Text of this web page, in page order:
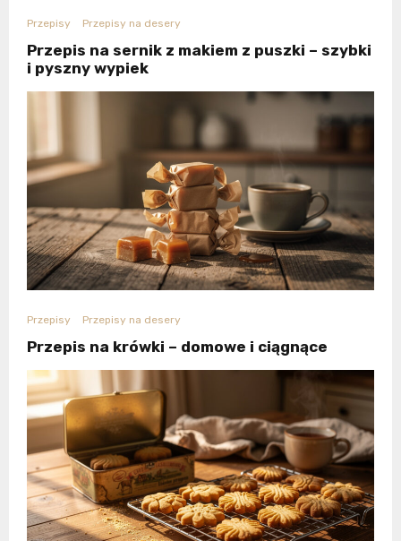
Przepisy Przepisy na desery
Przepis na sernik z makiem z puszki – szybki
i pyszny wypiek
Przepisy Przepisy na desery
Przepis na krówki – domowe i ciągnące